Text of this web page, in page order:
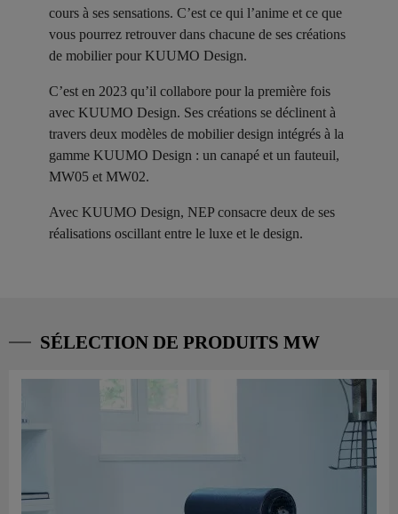
cours à ses sensations. C’est ce qui l’anime et ce que
vous pourrez retrouver dans chacune de ses créations
de mobilier pour KUUMO Design.
C’est en 2023 qu’il collabore pour la première fois
avec KUUMO Design. Ses créations se déclinent à
travers deux modèles de mobilier design intégrés à la
gamme KUUMO Design : un canapé et un fauteuil,
MW05 et MW02.
Avec KUUMO Design, NEP consacre deux de ses
réalisations oscillant entre le luxe et le design.
SÉLECTION DE PRODUITS MW